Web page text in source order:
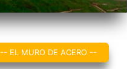
-- EL MURO DE ACERO --